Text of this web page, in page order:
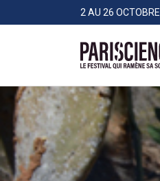
>Aller au contenu2 AU 26
Panneau de gestion des cookies